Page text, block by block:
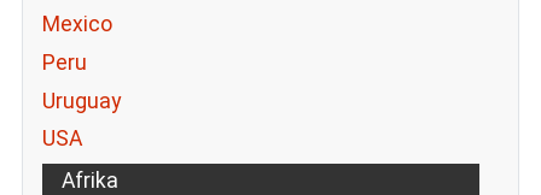
Mexico
Peru
Uruguay
USA
Afrika